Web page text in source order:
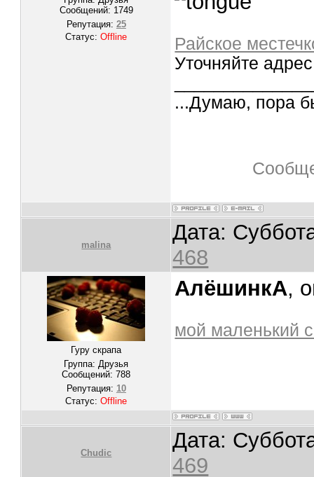
Сообщений: 1749
Репутация: 25
Статус:Offline
Райское
Уточняйте
...Думаю, пора
malina
Дата:
468
Гуру скрапа
Группа: Друзья
Сообщений:788
Репутация: 10
Статус:Offline
АлёшинкА,
мой маленький
Chudic
Дата:
469